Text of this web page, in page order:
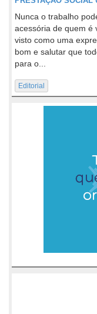
Nunca o trabalho
acessória de quem é
visto como uma
bom e salutar que
para o...
Editorial